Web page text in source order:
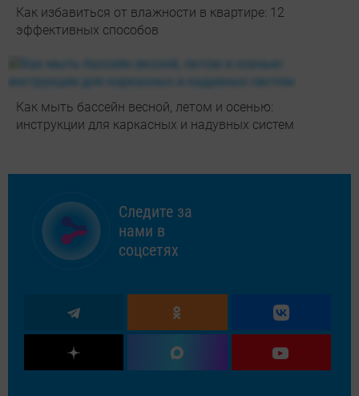
Как избавиться от влажности в квартире: 12
эффективных способов
Как мыть бассейн весной, летом и осенью:
инструкции для каркасных и надувных систем
Следите за
нами в
соцсетях